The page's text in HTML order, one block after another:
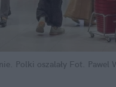
Polki oszalały Fot. Pawel